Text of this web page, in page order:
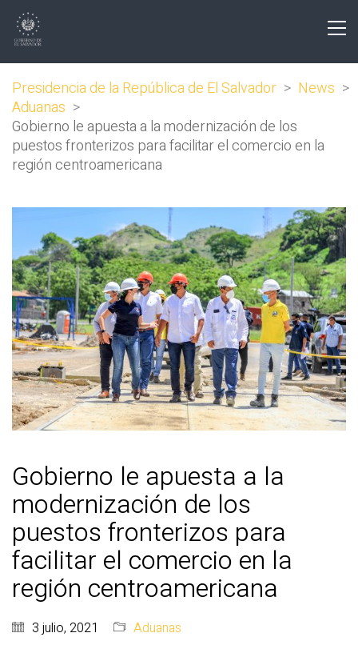
Presidencia de la República de El Salvador > News >
Aduanas >
Gobierno le apuesta a la modernización de los
puestos fronterizos para facilitar el comercio en la
región centroamericana
Gobierno le apuesta a la
modernización de los
puestos fronterizos para
facilitar el comercio en la
región centroamericana
3 julio, 2021 Aduanas